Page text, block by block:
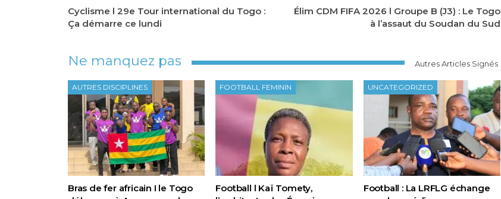
Cyclisme l 29e Tour international du Togo :
Ça démarre ce lundi
Élim CDM FIFA 2026 l Groupe B (J3) : Le Togo
à l’assaut du Soudan du Sud
Ne manquez pas Autres Articles Signés
AUTRES DISCIPLINES
Bras de fer africain I le Togo
FOOTBALL FEMININ
Football l Kaï Tomety,
UNCATEGORIZED
Football : La LRFLG échange